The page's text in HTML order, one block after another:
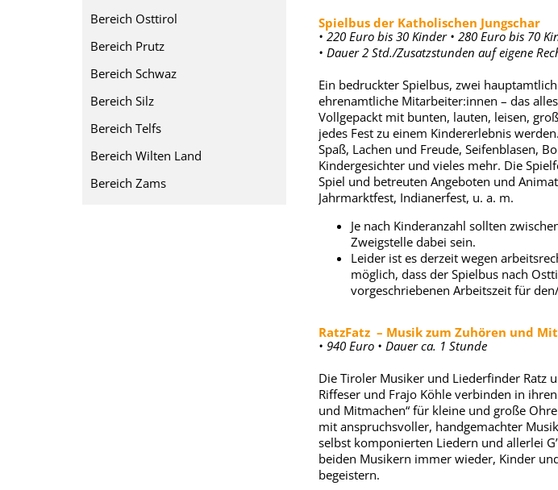
Spielbus der Katholischen Jungschar
• 220 Euro bis 30 Kinder • 280 Euro bis 70
• Dauer 2 Std./Zusatzstunden auf eigene
Ein bedruckter Spielbus, zwei
ehrenamtliche Mitarbeiter:innen – das
Vollgepackt mit bunten, lauten, leisen,
jedes Fest zu einem Kindererlebnis
Spaß, Lachen und Freude, Seifenblasen,
Kindergesichter und vieles mehr. Die
Spiel und betreuten Angeboten und
Jahrmarktfest, Indianerfest, u. a. m.
Je nach Kinderanzahl sollten
Zweigstelle dabei sein.
Leider ist es derzeit wegen
möglich, dass der Spielbus nach
vorgeschriebenen Arbeitszeit für
RatzFatz – Musik zum Zuhören und
• 940 Euro • Dauer ca. 1 Stunde
Die Tiroler Musiker und Liederfinder Ratz
Riffeser und Frajo Köhle verbinden in
und Mitmachen“ für kleine und große
mit anspruchsvoller, handgemachter
selbst komponierten Liedern und allerlei
beiden Musikern immer wieder, Kinder
begeistern.
Bereich Osttirol
Bereich Prutz
Bereich Schwaz
Bereich Silz
Bereich Telfs
Bereich Wilten Land
Bereich Zams